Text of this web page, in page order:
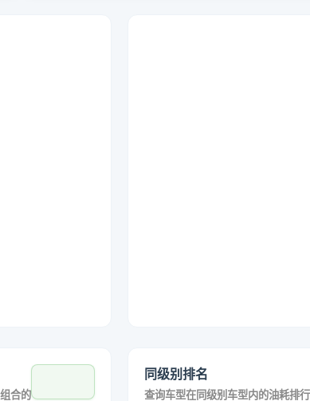
合的
同级别排名
查询车型在同级别车型内的油耗排